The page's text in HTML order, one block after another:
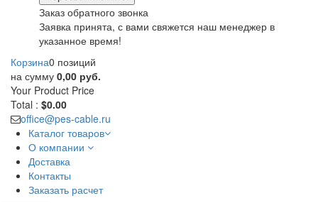
Заказ обратного звонка
Заявка принята, с вами свяжется наш менеджер в
указанное время!
Корзина0 позиций
на сумму 0,00 руб.
Your Product Price
Total : $0.00
office@pes-cable.ru
Каталог товаров
О компании
Доставка
Контакты
Заказать расчет